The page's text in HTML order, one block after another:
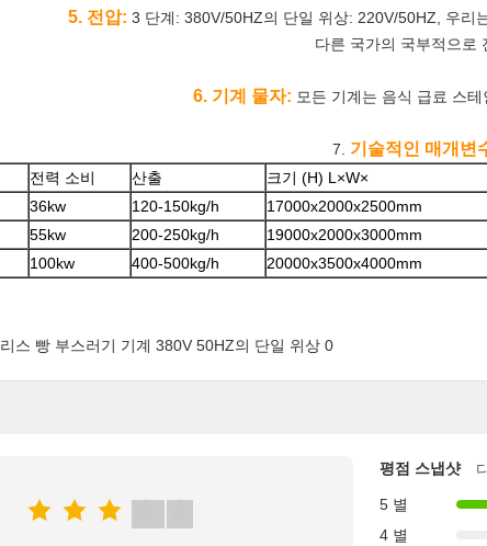
5. 전압: 3 단계: 380V/50HZ의 단일 위상: 220V/50HZ, 우리
다른 국가의 국부적으로
6. 기계 물자: 모든 기계는 음식 급료 스
7. 기술적인 매개변
전력 소비 산출
크기 (H) L×W×
36kw 120-150kg/h
17000x2000x2500mm
55kw 200-250kg/h
19000x2000x3000mm
100kw 400-500kg/h 20000x3500x4000mm
평점 스냅샷
5 별
4 별